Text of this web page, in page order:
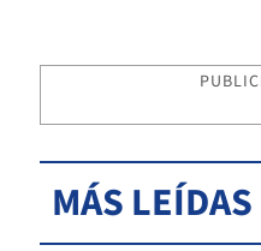
MÁS LEÍDAS